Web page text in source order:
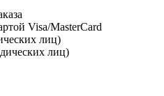
Visa/MasterCard
лиц)
лиц)